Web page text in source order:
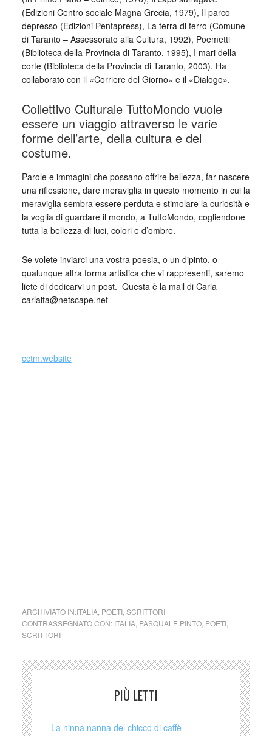
(Edizioni Centro sociale Magna Grecia, 1979), Il parco
depresso (Edizioni Pentapress), La terra di ferro (Comune
di Taranto – Assessorato alla Cultura, 1992), Poemetti
(Biblioteca della Provincia di Taranto, 1995), I mari della
corte (Biblioteca della Provincia di Taranto, 2003). Ha
collaborato con il «Corriere del Giorno» e il «Dialogo».
Collettivo Culturale TuttoMondo vuole
essere un viaggio attraverso le varie
forme dell’arte, della cultura e del
costume.
Parole e immagini che possano offrire bellezza, far nascere
una riflessione, dare meraviglia in questo momento in cui la
meraviglia sembra essere perduta e stimolare la curiosità e
la voglia di guardare il mondo, a TuttoMondo, cogliendone
tutta la bellezza di luci, colori e d’ombre.
Se volete inviarci una vostra poesia, o un dipinto, o
qualunque altra forma artistica che vi rappresenti, saremo
liete di dedicarvi un post. Questa è la mail di Carla
carlaita@netscape.net
cctm.website
ARCHIVIATO IN:ITALIA, POETI, SCRITTORI
CONTRASSEGNATO CON: ITALIA, PASQUALE PINTO, POETI,
SCRITTORI
PIÙ LETTI
La ninna nanna del chicco di caffè